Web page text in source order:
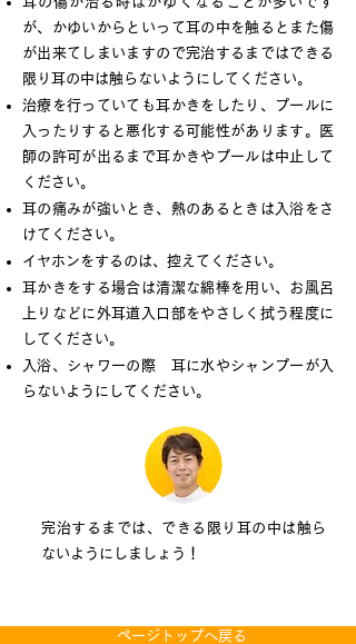
が、かゆいからといって耳の中を触るとまた傷
が出来てしまいますので完治するまではできる
限り耳の中は触らないようにしてください。
治療を行っていても耳かきをしたり、プールに
入ったりすると悪化する可能性があります。医
師の許可が出るまで耳かきやプールは中止して
ください。
耳の痛みが強いとき、熱のあるときは入浴をさ
けてください。
イヤホンをするのは、控えてください。
耳かきをする場合は清潔な綿棒を用い、お風呂
上りなどに外耳道入口部をやさしく拭う程度に
してください。
入浴、シャワーの際 耳に水やシャンプーが入
らないようにしてください。
完治するまでは、できる限り耳の中は触ら
ないようにしましょう！
ページトップへ戻る